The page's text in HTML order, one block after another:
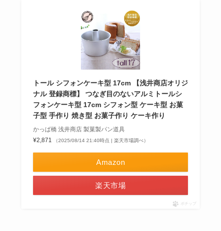
トール シフォンケーキ型 17cm 【浅井商店オリジ
ナル 登録商標】 つなぎ目のないアルミトールシ
フォンケーキ型 17cm シフォン型 ケーキ型 お菓
子型 手作り 焼き型 お菓子作り ケーキ作り
かっぱ橋 浅井商店 製菓製パン道具
¥2,871
（2025/08/14 21:40時点 | 楽天市場調べ）
Amazon
楽天市場
ポチップ